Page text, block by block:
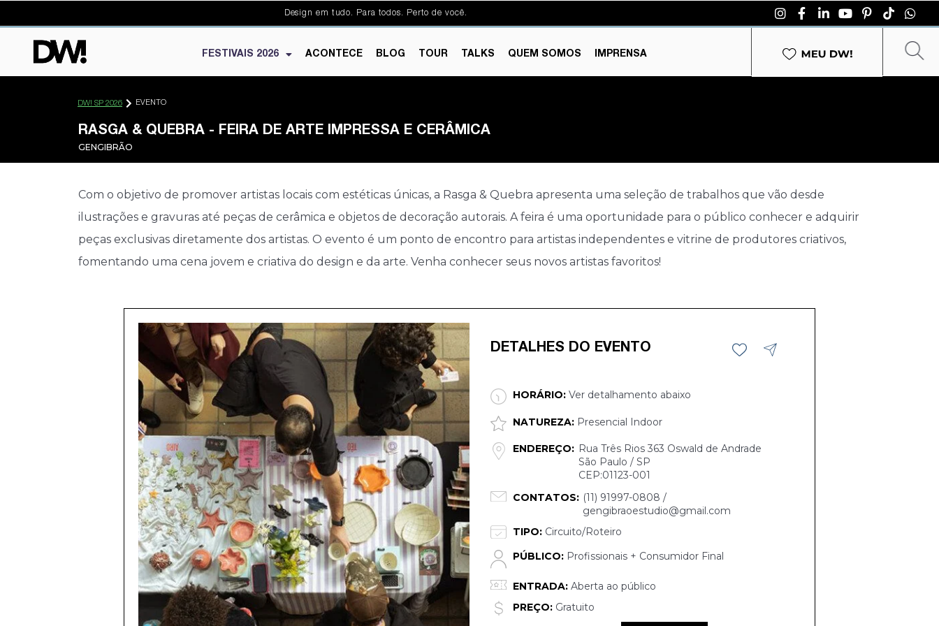
Design em tudo. Para todos. Perto de você.
FESTIVAIS 2026 ACONTECE BLOG TOUR TALKS QUEM SOMOS IMPRENSA
DW! SP 2026 EVENTO
RASGA & QUEBRA - FEIRA DE ARTE IMPRESSA E CERÂMICA
GENGIBRÃO
Com o objetivo de promover artistas locais com estéticas únicas, a Rasga & Quebra apresenta uma seleção de trabalhos que vão desde
ilustrações e gravuras até peças de cerâmica e objetos de decoração autorais. A feira é uma oportunidade para o público conhecer e adquirir
peças exclusivas diretamente dos artistas. O evento é um ponto de encontro para artistas independentes e vitrine de produtores criativos,
fomentando uma cena jovem e criativa do design e da arte. Venha conhecer seus novos artistas favoritos!
DETALHES DO EVENTO
HORÁRIO: Ver detalhamento abaixo
NATUREZA: Presencial Indoor
ENDEREÇO: Rua Três Rios 363 Oswald de Andrade
São Paulo / SP
CEP:01123-001
CONTATOS: (11) 91997-0808 /
gengibraoestudio@gmail.com
TIPO: Circuito/Roteiro
PÚBLICO: Profissionais + Consumidor Final
ENTRADA: Aberta ao público
PREÇO: Gratuito